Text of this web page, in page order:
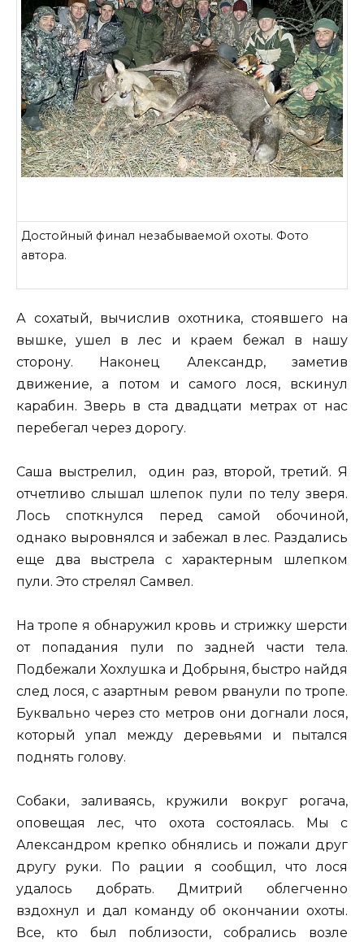
Достойный финал незабываемой охоты. Фото
автора.
А сохатый, вычислив охотника, стоявшего на
вышке, ушел в лес и краем бежал в нашу
сторону. Наконец Александр, заметив
движение, а потом и самого лося, вскинул
карабин. Зверь в ста двадцати метрах от нас
перебегал через дорогу.
Саша выстрелил, один раз, второй, третий. Я
отчетливо слышал шлепок пули по телу зверя.
Лось споткнулся перед самой обочиной,
однако выровнялся и забежал в лес. Раздались
еще два выстрела с характерным шлепком
пули. Это стрелял Самвел.
На тропе я обнаружил кровь и стрижку шерсти
от попадания пули по задней части тела.
Подбежали Хохлушка и Добрыня, быстро найдя
след лося, с азартным ревом рванули по тропе.
Буквально через сто метров они догнали лося,
который упал между деревьями и пытался
поднять голову.
Собаки, заливаясь, кружили вокруг рогача,
оповещая лес, что охота состоялась. Мы с
Александром крепко обнялись и пожали друг
другу руки. По рации я сообщил, что лося
удалось добрать. Дмитрий облегченно
вздохнул и дал команду об окончании охоты.
Все, кто был поблизости, собрались возле